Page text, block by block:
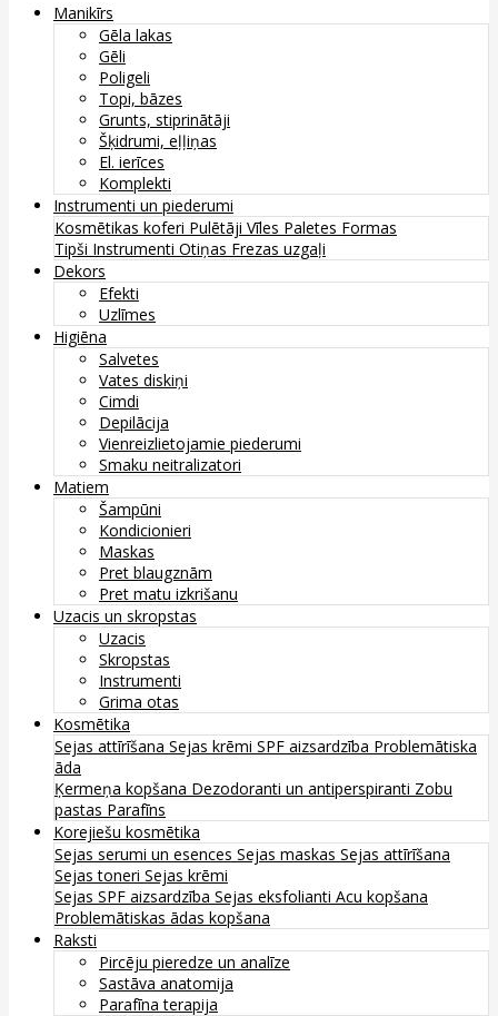
Manikīrs
Gēla lakas
Gēli
Poligeli
Topi, bāzes
Grunts, stiprinātāji
Šķidrumi, eļļiņas
El. ierīces
Komplekti
Instrumenti un piederumi
Kosmētikas koferi Pulētāji Vīles Paletes Formas
Tipši Instrumenti Otiņas Frezas uzgaļi
Dekors
Efekti
Uzlīmes
Higiēna
Salvetes
Vates diskiņi
Cimdi
Depilācija
Vienreizlietojamie piederumi
Smaku neitralizatori
Matiem
Šampūni
Kondicionieri
Maskas
Pret blaugznām
Pret matu izkrišanu
Uzacis un skropstas
Uzacis
Skropstas
Instrumenti
Grima otas
Kosmētika
Sejas attīrīšana Sejas krēmi SPF aizsardzība Problemātiska
āda
Ķermeņa kopšana Dezodoranti un antiperspiranti Zobu
pastas Parafīns
Korejiešu kosmētika
Sejas serumi un esences Sejas maskas Sejas attīrīšana
Sejas toneri Sejas krēmi
Sejas SPF aizsardzība Sejas eksfolianti Acu kopšana
Problemātiskas ādas kopšana
Raksti
Pircēju pieredze un analīze
Sastāva anatomija
Parafīna terapija